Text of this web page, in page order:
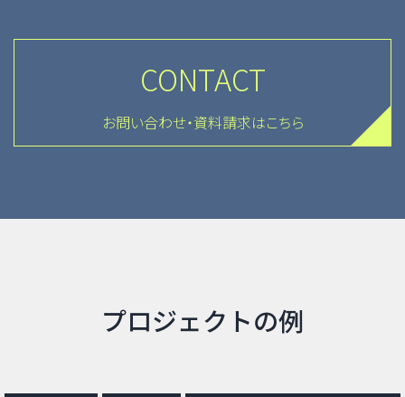
CONTACT
お問い合わせ・資料請求はこちら
プロジェクトの例